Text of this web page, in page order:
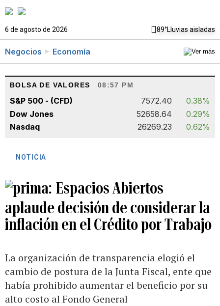
6 de agosto de 2026 89°Lluvias aisladas
Negocios Economía
BOLSA DE VALORES 08:57 PM
S&P 500 - (CFD) 7572.40
0.38%
Dow Jones
52658.64
0.29%
Nasdaq
26269.23 0.62%
NOTICIA
Espacios Abiertos
aplaude decisión de considerar la
inflación en el Crédito por Trabajo
La organización de transparencia elogió el
cambio de postura de la Junta Fiscal, ente que
había prohibido aumentar el beneficio por su
alto costo al Fondo General